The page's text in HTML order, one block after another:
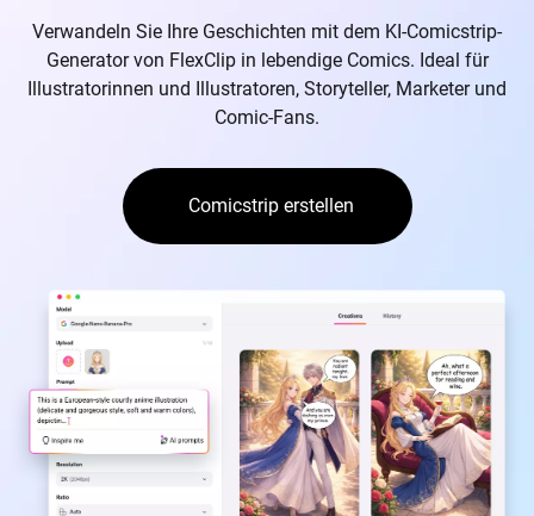
Verwandeln Sie Ihre Geschichten mit dem KI-Comicstrip-
Generator von FlexClip in lebendige Comics. Ideal für
Illustratorinnen und Illustratoren, Storyteller, Marketer und
Comic-Fans.
Comicstrip erstellen